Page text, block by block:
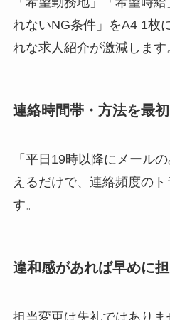
れないNG条件」をA4 1枚
れな求人紹介が激減します
連絡時間帯・方法を最
「平日19時以降にメール
えるだけで、連絡頻度の
す。
違和感があれば早めに
担当変更は失礼ではあり